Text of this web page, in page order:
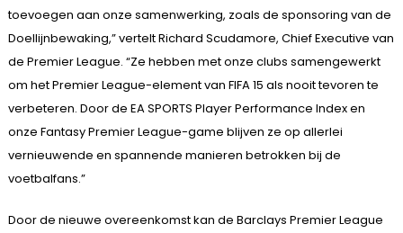
toevoegen aan onze samenwerking, zoals de sponsoring van de
Doellijnbewaking,” vertelt Richard Scudamore, Chief Executive van
de Premier League. “Ze hebben met onze clubs samengewerkt
om het Premier League-element van FIFA 15 als nooit tevoren te
verbeteren. Door de EA SPORTS Player Performance Index en
onze Fantasy Premier League-game blijven ze op allerlei
vernieuwende en spannende manieren betrokken bij de
voetbalfans.”
Door de nieuwe overeenkomst kan de Barclays Premier League